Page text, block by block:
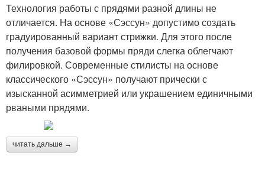
Технология работы с прядями разной длины не
отличается. На основе «Сэссун» допустимо создать
градуированный вариант стрижки. Для этого после
получения базовой формы пряди слегка облегчают
филировкой. Современные стилисты на основе
классического «Сэссун» получают прически с
изысканной асимметрией или украшением единичными
рваными прядями.
читать дальше →